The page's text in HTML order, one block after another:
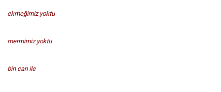
ekmeğimiz yoktu
mermimiz yoktu
bin can ile